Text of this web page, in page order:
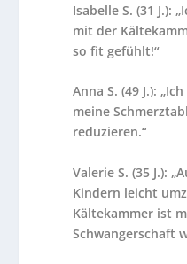
Isabelle S. (31 J.):
mit der
so fit gefühlt!“
Anna S. (49 J.):
meine
reduzieren.“
Valerie S. (35 J.):
Kindern leicht
Kältekammer ist
Schwangerschaft